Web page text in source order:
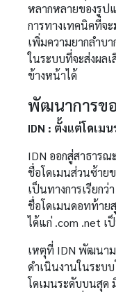
หลากหลายของรูป
การทางเทคนิคที่จ
เพิ่มความยากลำบ
ในระบบที่จะส่งผล
ข้างหน้าได้
พัฒนาการข
IDN : ตั้งแต่โดเม
IDN ออกสู่สาธาร
ชื่อโดเมนส่วนซ้าย
เป็นทางการเรียก
ชื่อโดเมนดอทท้าย
ได้แก่ .com .net เ
เหตุที่ IDN พัฒนาม
ดำเนินงานในระบ
โดเมนระดับบนสุด